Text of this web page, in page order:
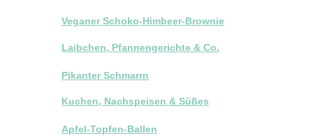
Veganer Schoko-Himbeer-Brownie
Laibchen, Pfannengerichte & Co.
Pikanter Schmarrn
Kuchen, Nachspeisen & Süßes
Apfel-Topfen-Ballen